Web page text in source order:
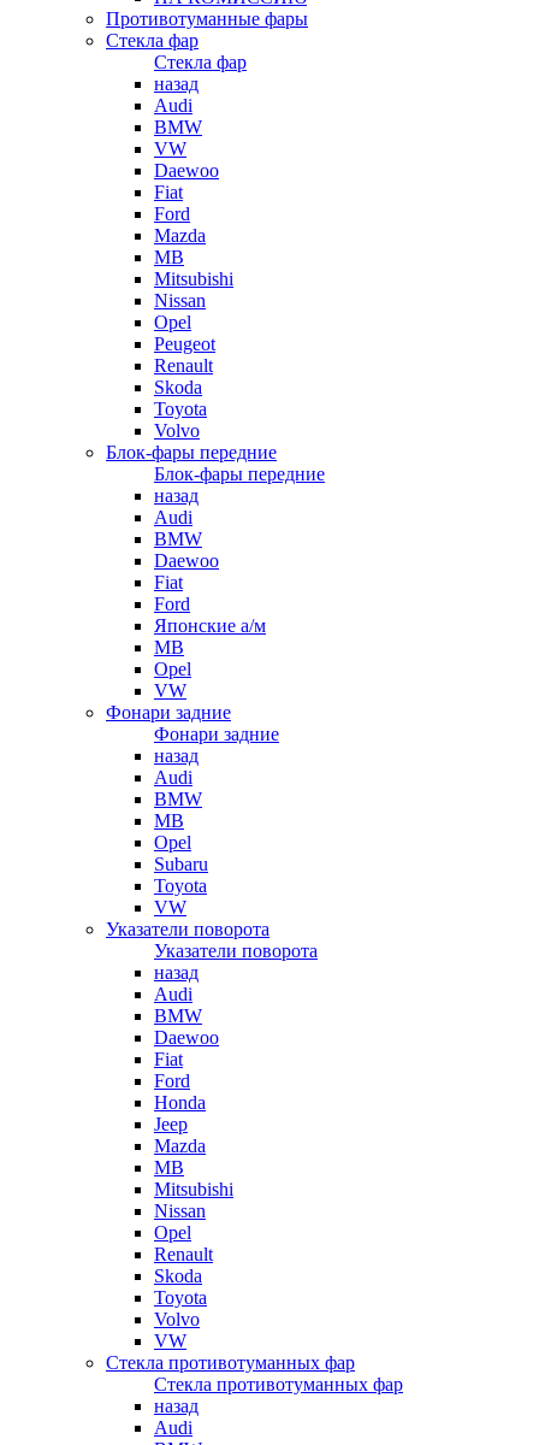
Противотуманные фары
Стекла фар
Стекла фар
назад
Audi
BMW
VW
Daewoo
Fiat
Ford
Mazda
MB
Mitsubishi
Nissan
Opel
Peugeot
Renault
Skoda
Toyota
Volvo
Блок-фары передние
Блок-фары передние
назад
Audi
BMW
Daewoo
Fiat
Ford
Японские а/м
MB
Opel
VW
Фонари задние
Фонари задние
назад
Audi
BMW
MB
Opel
Subaru
Toyota
VW
Указатели поворота
Указатели поворота
назад
Audi
BMW
Daewoo
Fiat
Ford
Honda
Jeep
Mazda
MB
Mitsubishi
Nissan
Opel
Renault
Skoda
Toyota
Volvo
VW
Стекла противотуманных фар
Стекла противотуманных фар
назад
Audi